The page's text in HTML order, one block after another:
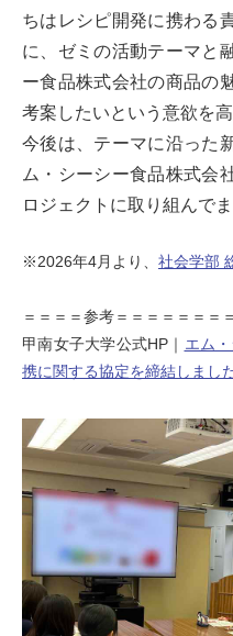
ちはレシピ開発に携わる
に、ゼミの活動テーマと
ー食品株式会社の商品の
考案したいという意欲を高
今後は、テーマに沿った
ム・シーシー食品株式会
ロジェクトに取り組んでま
※2026年4月より、 社会学部
＝＝＝＝参考＝＝＝＝＝＝＝
甲南女子大学公式HP｜ エム
携に関する協定を締結しまし